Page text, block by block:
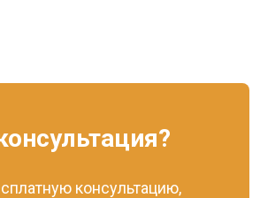
консультацию,